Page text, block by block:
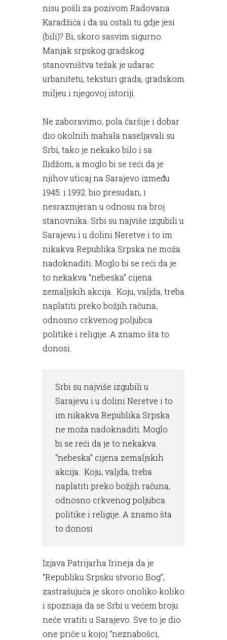
nisu pošli za pozivom Radovana
Karadžića i da su ostali tu gdje jesi
(bili)? Bi, skoro sasvim sigurno.
Manjak srpskog gradskog
stanovništva težak je udarac
urbanitetu, teksturi grada, gradskom
miljeu i njegovoj istoriji.
Ne zaboravimo, pola čaršije i dobar
dio okolnih mahala naseljavali su
Srbi, tako je nekako bilo i sa
Ilidžom, a moglo bi se reći da je
njihov uticaj na Sarajevo između
1945. i 1992. bio presudan, i
nesrazmjeran u odnosu na broj
stanovnika. Srbi su najviše izgubili u
Sarajevu i u dolini Neretve i to im
nikakva Republika Srpska ne moža
nadoknaditi. Moglo bi se reći da je
to nekakva “nebeska” cijena
zemaljskih akcija. Koju, valjda, treba
naplatiti preko božjih računa,
odnosno crkvenog poljubca
politike i religije. A znamo šta to
donosi.
Srbi su najviše izgubili u
Sarajevu i u dolini Neretve i to
im nikakva Republika Srpska
ne moža nadoknaditi. Moglo
bi se reći da je to nekakva
“nebeska” cijena zemaljskih
akcija. Koju, valjda, treba
naplatiti preko božjih računa,
odnosno crkvenog poljubca
politike i religije. A znamo šta
to donosi
Izjava Patrijarha Irineja da je
“Republiku Srpsku stvorio Bog”,
zastrašujuća je skoro onoliko koliko
i spoznaja da se Srbi u većem broju
neće vratiti u Sarajevo. Sve to je dio
one priče u kojoj “neznabošci,